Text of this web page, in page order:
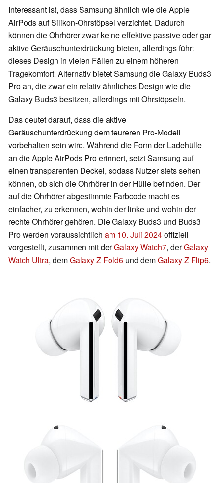
Interessant ist, dass Samsung ähnlich wie die Apple
AirPods auf Silikon-Ohrstöpsel verzichtet. Dadurch
können die Ohrhörer zwar keine effektive passive oder gar
aktive Geräuschunterdrückung bieten, allerdings führt
dieses Design in vielen Fällen zu einem höheren
Tragekomfort. Alternativ bietet Samsung die Galaxy Buds3
Pro an, die zwar ein relativ ähnliches Design wie die
Galaxy Buds3 besitzen, allerdings mit Ohrstöpseln.
Das deutet darauf, dass die aktive
Geräuschunterdrückung dem teureren Pro-Modell
vorbehalten sein wird. Während die Form der Ladehülle
an die Apple AirPods Pro erinnert, setzt Samsung auf
einen transparenten Deckel, sodass Nutzer stets sehen
können, ob sich die Ohrhörer in der Hülle befinden. Der
auf die Ohrhörer abgestimmte Farbcode macht es
einfacher, zu erkennen, wohin der linke und wohin der
rechte Ohrhörer gehören. Die Galaxy Buds3 und Buds3
Pro werden voraussichtlich am 10. Juli 2024offiziell
vorgestellt, zusammen mit derGalaxy Watch7, derGalaxy
Watch Ultra, demGalaxy Z Fold6 und demGalaxy Z Flip6.